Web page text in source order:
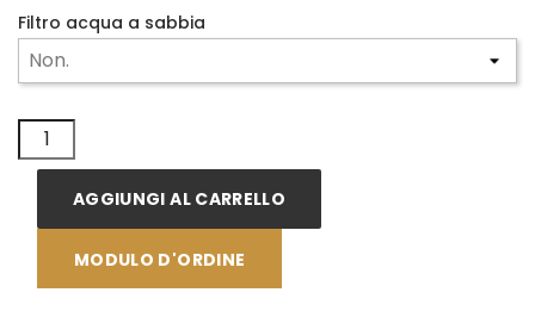
Filtro acqua a sabbia
AGGIUNGI AL CARRELLO
MODULO D'ORDINE